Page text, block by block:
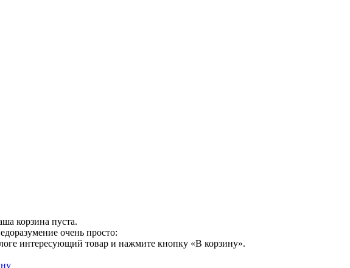
корзина пуста.
очень просто:
интересующий товар и нажмите кнопку «В корзину».